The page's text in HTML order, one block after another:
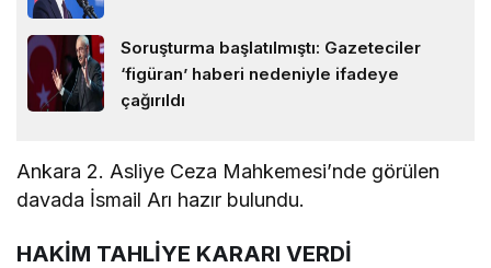
Soruşturma başlatılmıştı: Gazeteciler
‘figüran’ haberi nedeniyle ifadeye
çağırıldı
Ankara 2. Asliye Ceza Mahkemesi’nde görülen
davada İsmail Arı hazır bulundu.
HAKİM TAHLİYE KARARI VERDİ